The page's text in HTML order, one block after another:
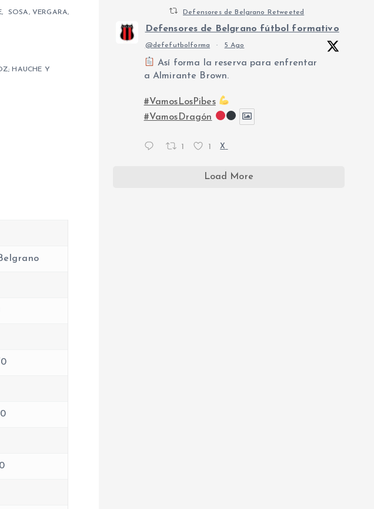
SOSA, VERGARA,
HAUCHE Y
Defensores de Belgrano Retweeted
Defensores de Belgrano fútbol formativo
@defefutbolforma · 5 Ago
Así forma la reserva para enfrentar
a Almirante Brown.
#VamosLosPibes
#VamosDragón
1 1 X
Load More